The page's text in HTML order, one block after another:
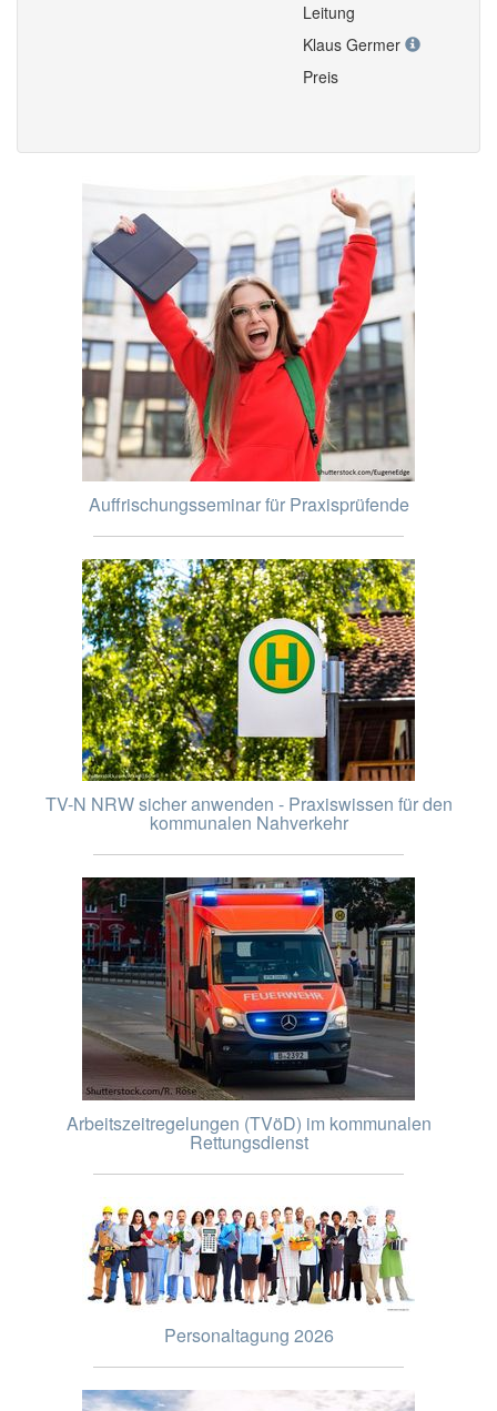
Leitung
Klaus Germer
Preis
Auffrischungsseminar für Praxisprüfende
TV-N NRW sicher anwenden - Praxiswissen für den
kommunalen Nahverkehr
Arbeitszeitregelungen (TVöD) im kommunalen
Rettungsdienst
Personaltagung 2026